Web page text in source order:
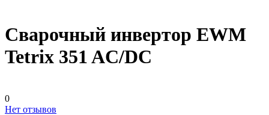
Сварочный инвертор EWM
Tetrix 351 AC/DC
0
Нет отзывов